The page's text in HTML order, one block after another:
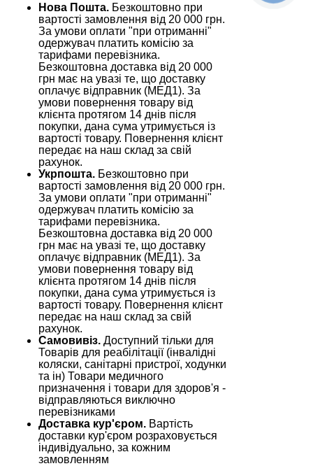
Нова Пошта. Безкоштовно при
вартості замовлення від 20 000 грн.
За умови оплати "при отриманні"
одержувач платить комісію за
тарифами перевізника.
Безкоштовна доставка від 20 000
грн має на увазі те, що доставку
оплачує відправник (МЕД1). За
умови повернення товару від
клієнта протягом 14 днів після
покупки, дана сума утримується із
вартості товару. Повернення клієнт
передає на наш склад за свій
рахунок.
Укрпошта. Безкоштовно при
вартості замовлення від 20 000 грн.
За умови оплати "при отриманні"
одержувач платить комісію за
тарифами перевізника.
Безкоштовна доставка від 20 000
грн має на увазі те, що доставку
оплачує відправник (МЕД1). За
умови повернення товару від
клієнта протягом 14 днів після
покупки, дана сума утримується із
вартості товару. Повернення клієнт
передає на наш склад за свій
рахунок.
Самовивіз. Доступний тільки для
Товарів для реабілітації (інвалідні
коляски, санітарні пристрої, ходунки
та ін) Товари медичного
призначення і товари для здоров'я -
відправляються виключно
перевізниками
Доставка кур'єром. Вартість
доставки кур'єром розраховується
індивідуально, за кожним
замовленням